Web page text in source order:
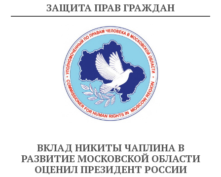
ЗАЩИТА ПРАВ ГРАЖДАН
ВКЛАД НИКИТЫ ЧАПЛИНА В
РАЗВИТИЕ МОСКОВСКОЙ ОБЛАСТИ
ОЦЕНИЛ ПРЕЗИДЕНТ РОССИИ